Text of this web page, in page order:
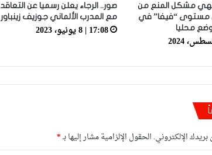
ينهي مشكل المنع من
مستوى “فيفا” في
محليا
صور.. الرجاء يعلن رسميا عن التعاقد
مع المدرب الألماني جوزيف زينباور
17:08 | 8 يونيو، 2023
الإلكتروني. الحقول الإلزامية مشار إليها بـ*